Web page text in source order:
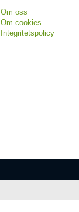
Om oss
Om cookies
Integritetspolicy